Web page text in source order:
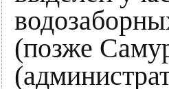
(позже